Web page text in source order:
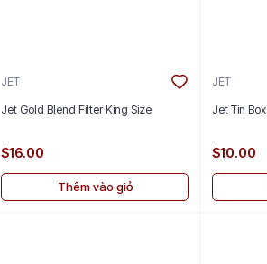
JET
Jet Gold Blend Filter King Size
$16.00
Thêm vào giỏ
JET
Jet Tin Box
$10.00